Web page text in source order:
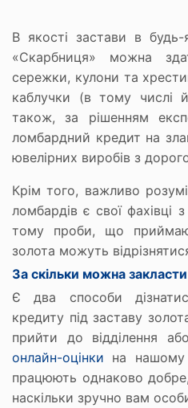
В якості застави в будь-
«Скарбниця» можна
сережки, кулони та
каблучки (в тому числі
також, за рішенням
ломбардний кредит на
ювелірних виробів з
Крім того, важливо
ломбардів є свої фахівці
тому проби, що
золота можуть
За скільки можна
Є два способи
кредиту під заставу
прийти до відділення
онлайн-оцінки на нашому
працюють однаково
наскільки зручно вам